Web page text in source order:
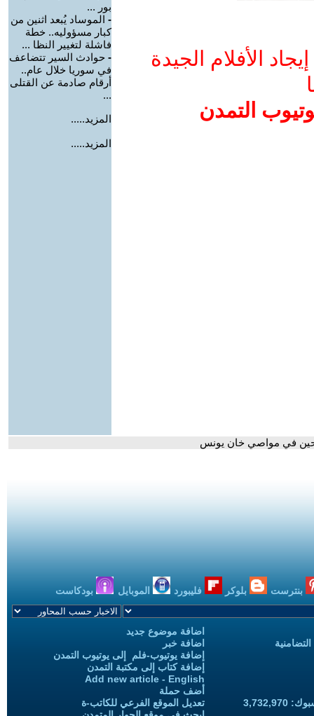
الأفلام الجيدة
التمدن
بور ...
- الموساد يُبعد اثنين من
كبار مسؤوليه.. خطة
فاشلة لتغيير النظا ...
- حوادث السير تتضاعف
في سوريا خلال عام..
أرقام صادمة عن القتلى
...
المزيد.....
المزيد.....
في مواصي خان يونس
بنترست بلوكر فليبورد الموبايل بودكاست
اضافة موضوع جديد
اضافة خبر
إضافة يوتيوب-فلم إلى يوتيوب التمدن
إضافة كتاب إلى مكتبة التمدن
Add new article - English
أضف حملة
تعديل الموقع الفرعي للكاتب-ة